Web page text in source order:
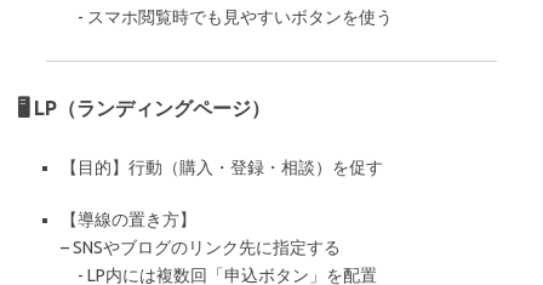
- スマホ閲覧時でも見やすいボタンを使う
🖥 LP（ランディングページ）
【目的】行動（購入・登録・相談）を促す
【導線の置き方】
– SNSやブログのリンク先に指定する
- LP内には複数回「申込ボタン」を配置